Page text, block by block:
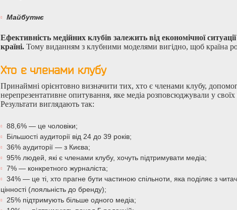
Майбутнє
Ефективність медійних клубів залежить від економічної
країні. Тому виданням з клубними моделями вигідно, щоб країна
Хто є членами клубу
Принаймні орієнтовно визначити тих, хто є членами клубу,
нерепрезентативне опитування, яке медіа розповсюджували у своїх
Результати виглядають так:
88,6% — це чоловіки;
Більшості аудиторії від 24 до 39 років;
36% аудиторії — з Києва;
95% людей, які є членами клубу, хочуть підтримувати медіа;
7% — конкретного журналіста;
34% — це ті, хто прагне бути частиною спільноти, яка поділяє з
цінності (лояльність до бренду);
25% підтримують більше одного медіа;